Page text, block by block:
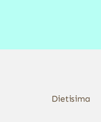
Dietisima